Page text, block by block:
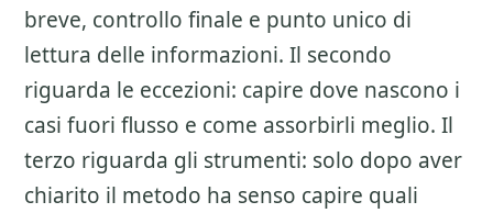
breve, controllo finale e punto unico di
lettura delle informazioni. Il secondo
riguarda le eccezioni: capire dove nascono i
casi fuori flusso e come assorbirli meglio. Il
terzo riguarda gli strumenti: solo dopo aver
chiarito il metodo ha senso capire quali